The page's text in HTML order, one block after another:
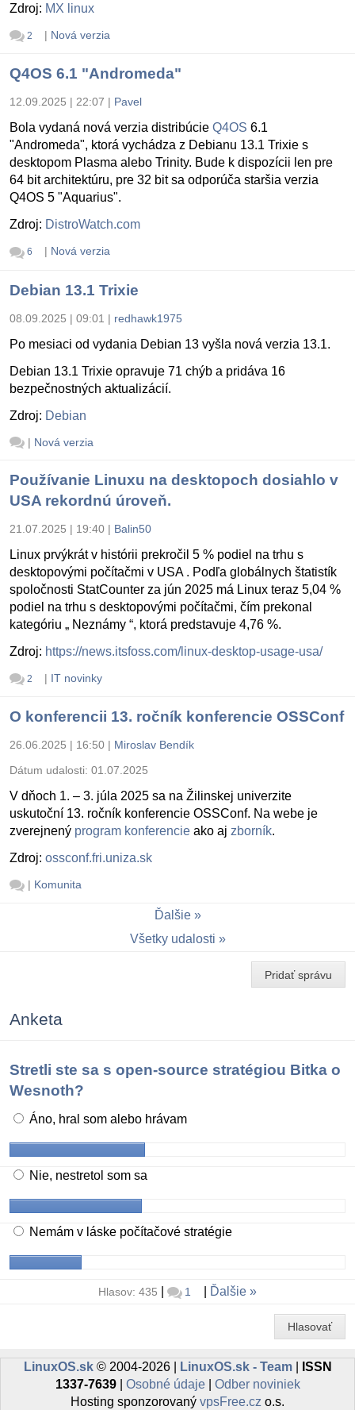
Zdroj: MX linux
2 | Nová verzia
Q4OS 6.1 "Andromeda"
12.09.2025 | 22:07 | Pavel
Bola vydaná nová verzia distribúcie Q4OS 6.1
"Andromeda", ktorá vychádza z Debianu 13.1 Trixie s
desktopom Plasma alebo Trinity. Bude k dispozícii len pre
64 bit architektúru, pre 32 bit sa odporúča staršia verzia
Q4OS 5 "Aquarius".
Zdroj: DistroWatch.com
6 | Nová verzia
Debian 13.1 Trixie
08.09.2025 | 09:01 | redhawk1975
Po mesiaci od vydania Debian 13 vyšla nová verzia 13.1.
Debian 13.1 Trixie opravuje 71 chýb a pridáva 16
bezpečnostných aktualizácií.
Zdroj: Debian
| Nová verzia
Používanie Linuxu na desktopoch dosiahlo v
USA rekordnú úroveň.
21.07.2025 | 19:40 | Balin50
Linux prvýkrát v histórii prekročil 5 % podiel na trhu s
desktopovými počítačmi v USA . Podľa globálnych štatistík
spoločnosti StatCounter za jún 2025 má Linux teraz 5,04 %
podiel na trhu s desktopovými počítačmi, čím prekonal
kategóriu „ Neznámy “, ktorá predstavuje 4,76 %.
Zdroj: https://news.itsfoss.com/linux-desktop-usage-usa/
2 | IT novinky
O konferencii 13. ročník konferencie OSSConf
26.06.2025 | 16:50 | Miroslav Bendík
Dátum udalosti: 01.07.2025
V dňoch 1. – 3. júla 2025 sa na Žilinskej univerzite
uskutoční 13. ročník konferencie OSSConf. Na webe je
zverejnený program konferencie ako aj zborník.
Zdroj: ossconf.fri.uniza.sk
| Komunita
Ďalšie
Všetky udalosti
Pridať správu
Anketa
Stretli ste sa s open-source stratégiou Bitka o
Wesnoth?
Áno, hral som alebo hrávam
Nie, nestretol som sa
Nemám v láske počítačové stratégie
Hlasov: 435 1 Ďalšie
Hlasovať
LinuxOS.sk© 2004-2026 | LinuxOS.sk - Team|
ISSN
1337-7639| Osobné údaje| Odber noviniek
Hosting sponzorovaný vpsFree.cz o.s.